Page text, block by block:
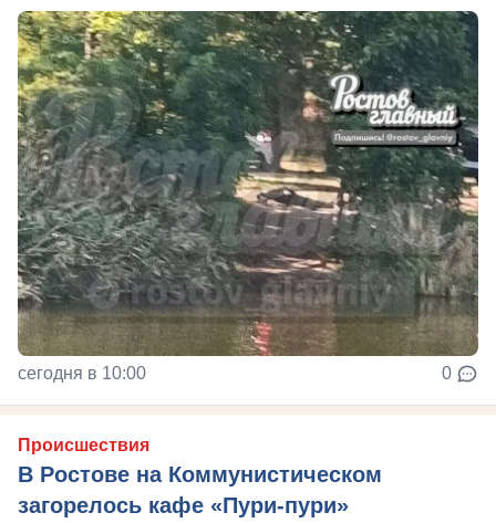
сегодня в 10:00 0
Происшествия
В Ростове на Коммунистическом
загорелось кафе «Пури-пури»